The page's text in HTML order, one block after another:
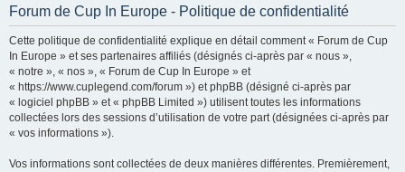
Forum de Cup In Europe - Politique de confidentialité
Cette politique de confidentialité explique en détail comment « Forum de Cup
In Europe » et ses partenaires affiliés (désignés ci-après par « nous »,
« notre », « nos », « Forum de Cup In Europe » et
« https://www.cuplegend.com/forum ») et phpBB (désigné ci-après par
« logiciel phpBB » et « phpBB Limited ») utilisent toutes les informations
collectées lors des sessions d’utilisation de votre part (désignées ci-après par
« vos informations »).
Vos informations sont collectées de deux manières différentes. Premièrement,